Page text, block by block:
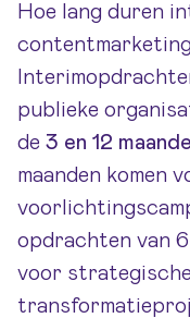
Hoe lang duren
publieke
de 3 en 12
maanden komen
opdrachten van
voor